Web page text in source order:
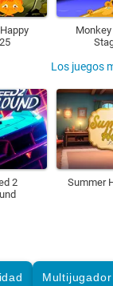
Monkey
Los juegos
2
Summer
Multijugador